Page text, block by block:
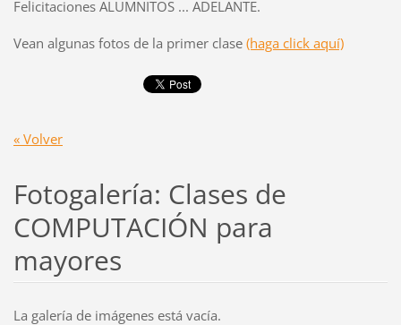
Felicitaciones ALUMNITOS ... ADELANTE.
Vean algunas fotos de la primer clase (haga click aquí)
« Volver
Fotogalería: Clases de
COMPUTACIÓN para
mayores
La galería de imágenes está vacía.